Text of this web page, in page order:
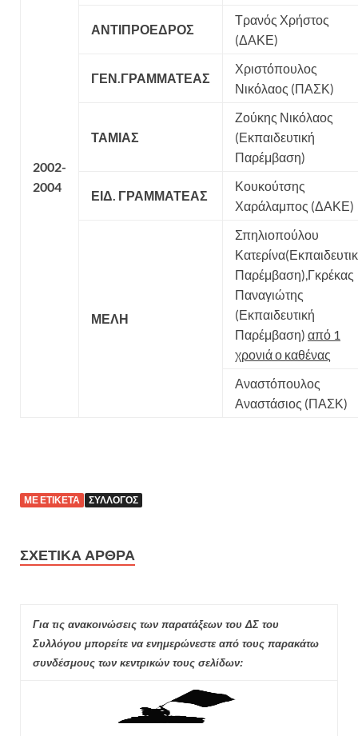
2002-
2004
ΑΝΤΙΠΡΟΕΔΡΟΣ
Τρανός Χρήστος
(ΔΑΚΕ)
ΓΕΝ.ΓΡΑΜΜΑΤΕΑΣ
Χριστόπουλος
Νικόλαος (ΠΑΣΚ)
ΤΑΜΙΑΣ
Ζούκης Νικόλαος
(Εκπαιδευτική
Παρέμβαση)
ΕΙΔ. ΓΡΑΜΜΑΤΕΑΣ
Κουκούτσης
Χαράλαμπος (ΔΑΚΕ)
ΜΕΛΗ
Σπηλιοπούλου
Παρέμβαση),Γκρέκας
Παναγιώτης
(Εκπαιδευτική
Παρέμβαση) από 1
χρονιά ο καθένας
Αναστόπουλος
Αναστάσιος (ΠΑΣΚ)
ΜΕ ΕΤΙΚΈΤΑ ΣΎΛΛΟΓΟΣ
ΣΧΕΤΙΚΆ ΆΡΘΡΑ
Για τις ανακοινώσεις των παρατάξεων του ΔΣ του
Συλλόγου μπορείτε να ενημερώνεστε από τους παρακάτω
συνδέσμους των κεντρικών τους σελίδων: